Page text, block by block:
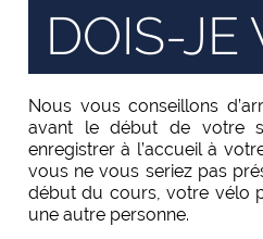
DOIS-JE
Nous vous conseillons
avant le début de votre
enregistrer à l’accueil à
vous ne vous seriez pas
début du cours, votre vélo
une autre personne.